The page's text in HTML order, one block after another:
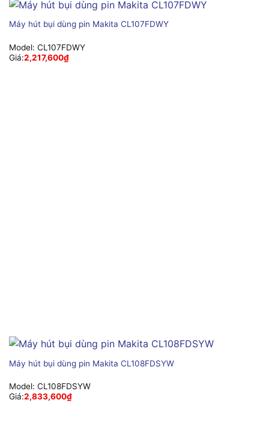
Máy hút bụi dùng pin Makita CL107FDWY
Model: CL107FDWY
Giá:2,217,600₫
Máy hút bụi dùng pin Makita CL108FDSYW
Model: CL108FDSYW
Giá:2,833,600₫